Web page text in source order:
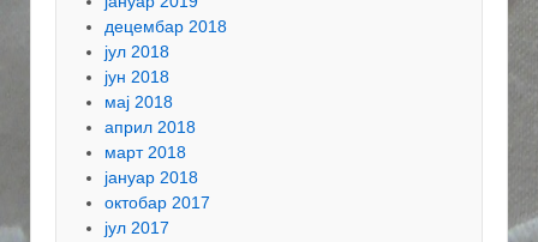
децембар 2018
јул 2018
јун 2018
мај 2018
април 2018
март 2018
јануар 2018
октобар 2017
јул 2017